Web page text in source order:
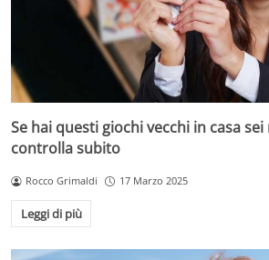
Se hai questi giochi vecchi in casa
controlla subito
Rocco Grimaldi 17 Marzo 2025
Leggi di più